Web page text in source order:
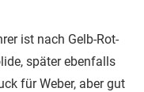
ist nach Gelb-Rot-
später ebenfalls
für Weber, aber gut